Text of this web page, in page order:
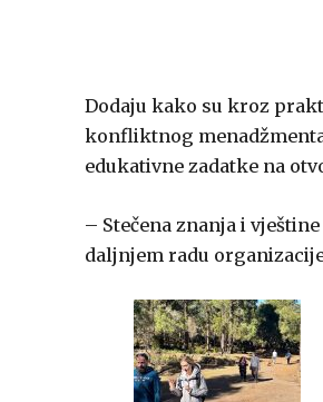
Dodaju kako su kroz
konfliktnog
edukativne zadatke na
– Stečena znanja i
daljnjem radu